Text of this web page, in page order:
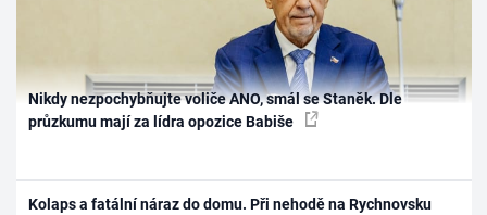
Nikdy nezpochybňujte voliče ANO, smál se Staněk. Dle
průzkumu mají za lídra opozice Babiše
Kolaps a fatální náraz do domu. Při nehodě na Rychnovsku